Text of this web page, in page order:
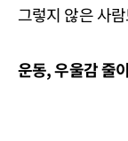
그렇지 않은 사
운동,우울감 줄